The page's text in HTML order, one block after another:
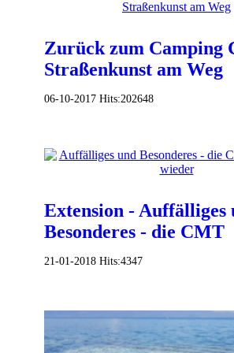
Zurück zum Camping
Straßenkunst am Weg
06-10-2017 Hits:202648
Extension - Auffälliges
Besonderes - die CMT
21-01-2018 Hits:4347